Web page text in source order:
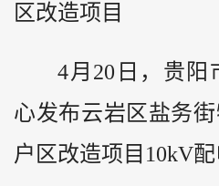
区改造项目
4月20日，贵阳
心发布云岩区盐务
户区改造项目10kV配